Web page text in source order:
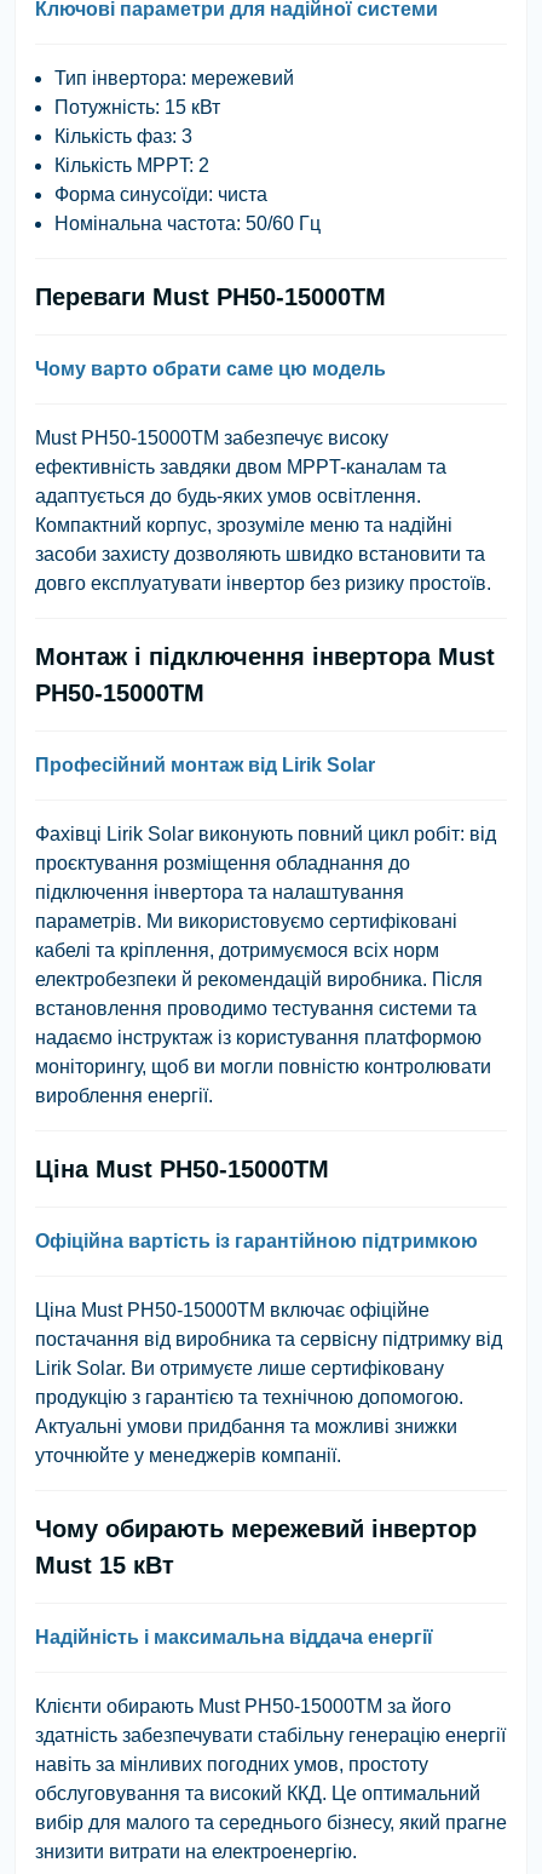
Ключові параметри для надійної системи
Тип інвертора: мережевий
Потужність: 15 кВт
Кількість фаз: 3
Кількість MPPT: 2
Форма синусоїди: чиста
Номінальна частота: 50/60 Гц
Переваги Must PH50-15000TM
Чому варто обрати саме цю модель
Must PH50-15000TM забезпечує високу
ефективність завдяки двом MPPT-каналам та
адаптується до будь-яких умов освітлення.
Компактний корпус, зрозуміле меню та надійні
засоби захисту дозволяють швидко встановити та
довго експлуатувати інвертор без ризику простоїв.
Монтаж і підключення інвертора Must
PH50-15000TM
Професійний монтаж від Lirik Solar
Фахівці Lirik Solar виконують повний цикл робіт: від
проєктування розміщення обладнання до
підключення інвертора та налаштування
параметрів. Ми використовуємо сертифіковані
кабелі та кріплення, дотримуємося всіх норм
електробезпеки й рекомендацій виробника. Після
встановлення проводимо тестування системи та
надаємо інструктаж із користування платформою
моніторингу, щоб ви могли повністю контролювати
вироблення енергії.
Ціна Must PH50-15000TM
Офіційна вартість із гарантійною підтримкою
Ціна Must PH50-15000TM включає офіційне
постачання від виробника та сервісну підтримку від
Lirik Solar. Ви отримуєте лише сертифіковану
продукцію з гарантією та технічною допомогою.
Актуальні умови придбання та можливі знижки
уточнюйте у менеджерів компанії.
Чому обирають мережевий інвертор
Must 15 кВт
Надійність і максимальна віддача енергії
Клієнти обирають Must PH50-15000TM за його
здатність забезпечувати стабільну генерацію енергії
навіть за мінливих погодних умов, простоту
обслуговування та високий ККД. Це оптимальний
вибір для малого та середнього бізнесу, який прагне
знизити витрати на електроенергію.